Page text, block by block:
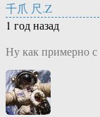
千爪 尺.Z
1 год назад
Ну как примерно с